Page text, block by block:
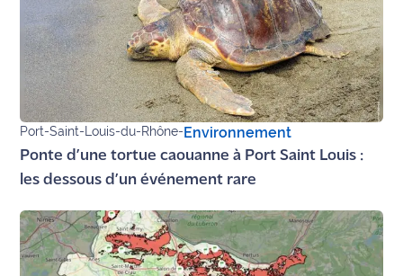
site maritima.fr
Archives
Port-Saint-Louis-du-Rhône-Environnement
Ponte d’une tortue caouanne à Port Saint Louis :
les dessous d’un événement rare